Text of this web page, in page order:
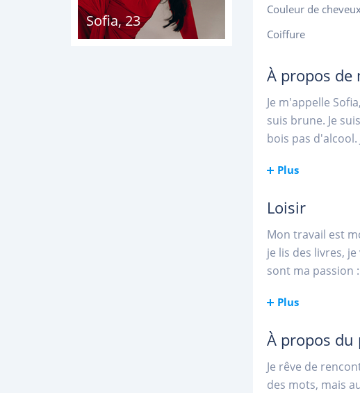
Sofia,23
Couleur de
Coiffure
À propos de
Je m'appelle
suis brune. Je
bois pas d'alcool.
Plus
Loisir
Mon travail est
je lis des livres,
sont ma passion
Plus
À propos du
Je rêve de
des mots, mais